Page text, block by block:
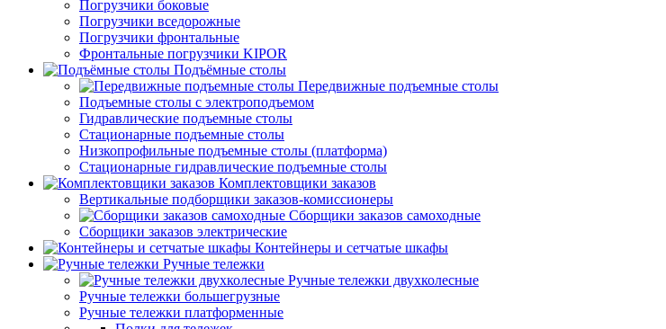
Погрузчики боковые
Погрузчики вседорожные
Погрузчики фронтальные
Фронтальные погрузчики KIPOR
Подъёмные столы
Передвижные подъемные столы
Подъемные столы с электроподъемом
Гидравлические подъемные столы
Стационарные подъемные столы
Низкопрофильные подъемные столы (платформа)
Стационарные гидравлические подъемные столы
Комплектовщики заказов
Вертикальные подборщики заказов-комиссионеры
Сборщики заказов самоходные
Сборщики заказов электрические
Контейнеры и сетчатые шкафы
Ручные тележки
Ручные тележки двухколесные
Ручные тележки большегрузные
Ручные тележки платформенные